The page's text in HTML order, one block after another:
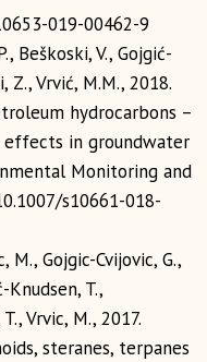
019-00462-9
Beškoski, V., Gojgić-
Z., Vrvić, M.M., 2018.
hydrocarbons –
in groundwater
Monitoring and
s10661-018-
M., Gojgic-Cvijovic, G.,
Knudsen, T.,
Vrvic, M., 2017.
steranes, terpanes